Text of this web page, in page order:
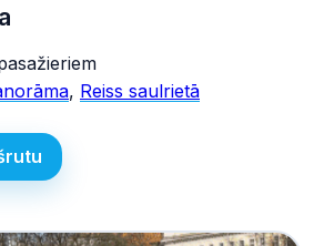
, Reiss saulrietā